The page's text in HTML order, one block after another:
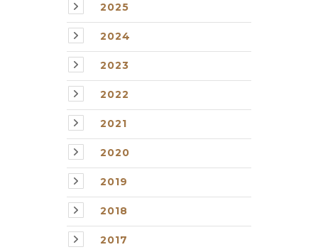
2025
2024
2023
2022
2021
2020
2019
2018
2017